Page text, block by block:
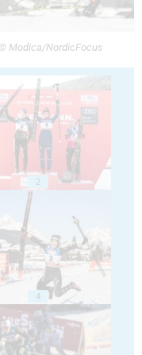
© Modica/NordicFocus
2
4